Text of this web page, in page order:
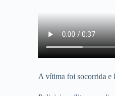
A vítima foi socorrida e